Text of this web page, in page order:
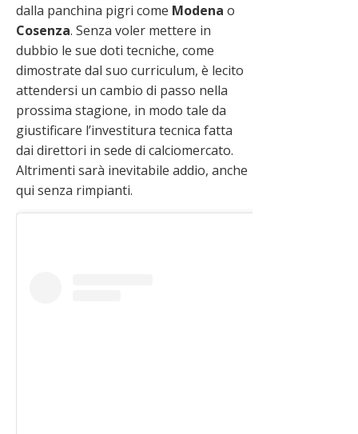
dalla panchina pigri come Modena o
Cosenza. Senza voler mettere in
dubbio le sue doti tecniche, come
dimostrate dal suo curriculum, è lecito
attendersi un cambio di passo nella
prossima stagione, in modo tale da
giustificare l’investitura tecnica fatta
dai direttori in sede di calciomercato.
Altrimenti sarà inevitabile addio, anche
qui senza rimpianti.